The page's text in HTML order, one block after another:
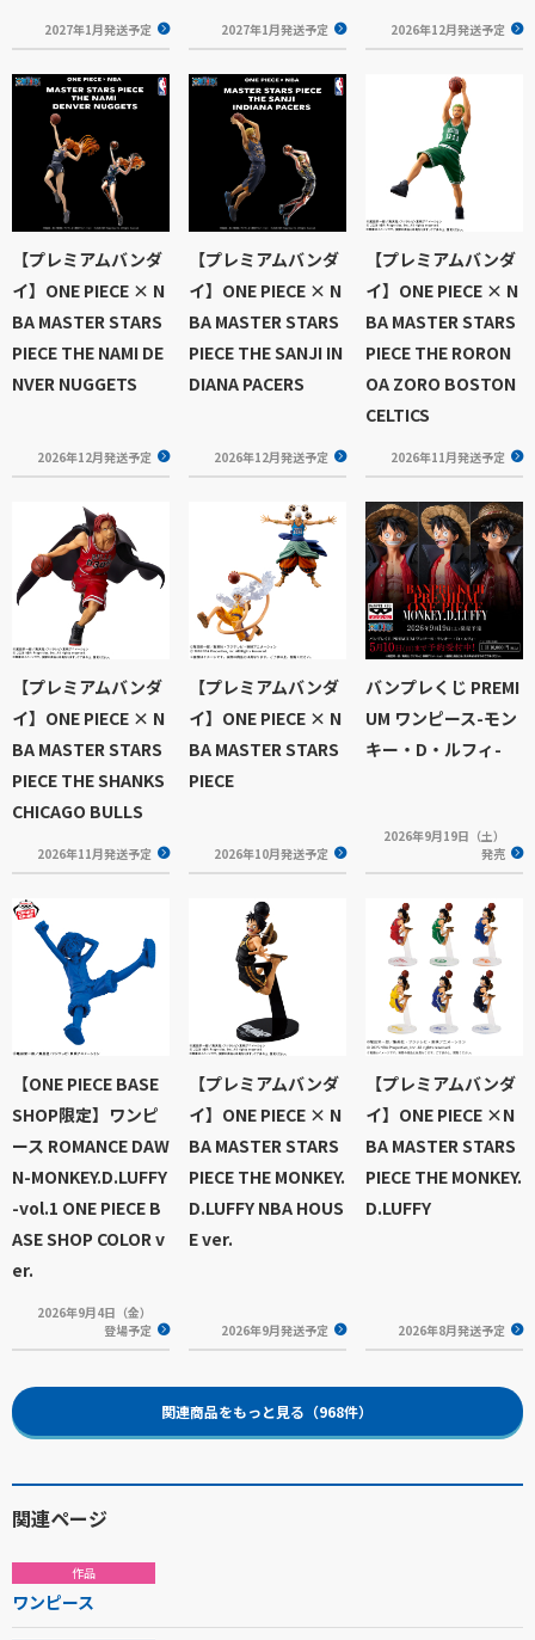
2027年1月発送予定 2027年1月発送予定 2026年12月発送予定
【プレミアムバンダ
イ】ONE PIECE × N
BA MASTER STARS
PIECE THE NAMI DE
NVER NUGGETS
2026年12月発送予定
【プレミアムバンダ
イ】ONE PIECE × N
BA MASTER STARS
PIECE THE SANJI IN
DIANA PACERS
2026年12月発送予定
【プレミアムバンダ
イ】ONE PIECE × N
BA MASTER STARS
PIECE THE RORON
OA ZORO BOSTON
CELTICS
2026年11月発送予定
【プレミアムバンダ
イ】ONE PIECE × N
BA MASTER STARS
PIECE THE SHANKS
CHICAGO BULLS
2026年11月発送予定
【プレミアムバンダ
イ】ONE PIECE × N
BA MASTER STARS
PIECE
2026年10月発送予定
バンプレくじ PREMI
UM ワンピース-モン
キー・D・ルフィ-
2026年9月19日（土）
発売
【ONE PIECE BASE
SHOP限定】ワンピ
ース ROMANCE DAW
N-MONKEY.D.LUFFY
-vol.1 ONE PIECE B
ASE SHOP COLOR v
er.
2026年9月4日（金）
登場予定
【プレミアムバンダ
イ】ONE PIECE × N
BA MASTER STARS
PIECE THE MONKEY.
D.LUFFY NBA HOUS
E ver.
2026年9月発送予定
【プレミアムバンダ
イ】ONE PIECE ×N
BA MASTER STARS
PIECE THE MONKEY.
D.LUFFY
2026年8月発送予定
関連商品をもっと見る（968件）
関連ページ
作品
ワンピース